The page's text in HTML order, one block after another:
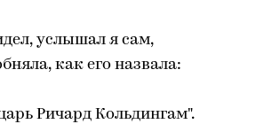
услышал я сам,
как его назвала:
Ричард Кольдингам".